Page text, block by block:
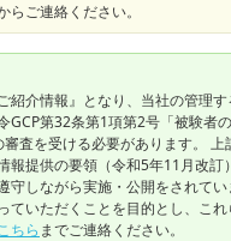
らご連絡ください。
紹介情報』となり、当社の管理
GCP第32条第1項第2号「被験者
査を受ける必要があります。
報提供の要領（令和5年11月改
守しながら実施・公開をされて
ていただくことを目的とし、こ
ちら までご連絡ください。